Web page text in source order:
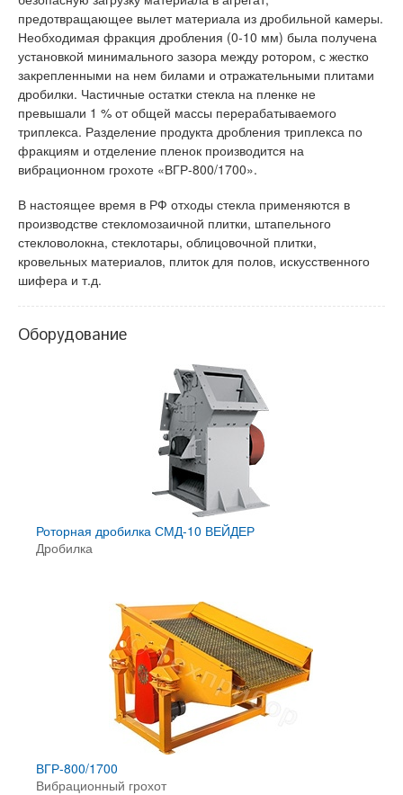
предотвращающее вылет материала из дробильной камеры.
Необходимая фракция дробления (0-10 мм) была получена
установкой минимального зазора между ротором, с жестко
закрепленными на нем билами и отражательными плитами
дробилки. Частичные остатки стекла на пленке не
превышали 1 % от общей массы перерабатываемого
триплекса. Разделение продукта дробления триплекса по
фракциям и отделение пленок производится на
вибрационном грохоте «ВГР-800/1700».
В настоящее время в РФ отходы стекла применяются в
производстве стекломозаичной плитки, штапельного
стекловолокна, стеклотары, облицовочной плитки,
кровельных материалов, плиток для полов, искусственного
шифера и т.д.
Оборудование
Роторная дробилка СМД-10 ВЕЙДЕР
Дробилка
ВГР-800/1700
Вибрационный грохот